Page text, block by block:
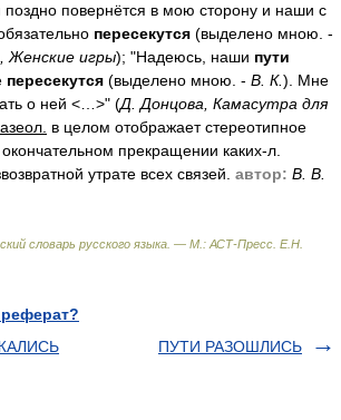
повернётся в мою сторону и наши с
пересекутся (выделено мною. -
игры); "Надеюсь, наши пути
пересекутся (выделено мною. - В. К.). Мне
о ней <…>" (Д. Донцова, Камасутра для
в целом отображает стереотипное
прекращении каких-л.
утрате всех связей. автор: В. В.
словарь русского языка. — М.: АСТ-Пресс Е.Н.
ПУТИ РАЗОШЛИСЬ